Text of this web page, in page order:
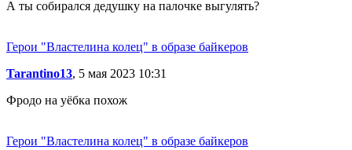
А ты собирался дедушку на палочке выгулять?
Герои "Властелина колец" в образе байкеров
Tarantino13, 5 мая 2023 10:31
Фродо на уёбка похож
Герои "Властелина колец" в образе байкеров